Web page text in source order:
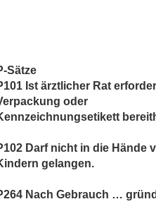
Sätze
Ist ärztlicher Rat
oder
Darf nicht in die Hände
gelangen.
Nach Gebrauch …